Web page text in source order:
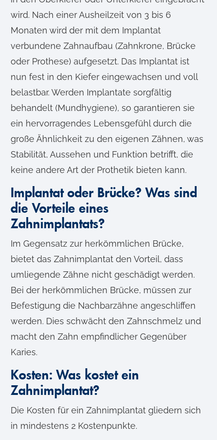
wird. Nach einer Ausheilzeit von 3 bis 6
Monaten wird der mit dem Implantat
verbundene Zahnaufbau (Zahnkrone, Brücke
oder Prothese) aufgesetzt. Das Implantat ist
nun fest in den Kiefer eingewachsen und voll
belastbar. Werden Implantate sorgfältig
behandelt (Mundhygiene), so garantieren sie
ein hervorragendes Lebensgefühl durch die
große Ähnlichkeit zu den eigenen Zähnen, was
Stabilität, Aussehen und Funktion betrifft, die
keine andere Art der Prothetik bieten kann.
Implantat oder Brücke? Was sind
die Vorteile eines
Zahnimplantats?
Im Gegensatz zur herkömmlichen Brücke,
bietet das Zahnimplantat den Vorteil, dass
umliegende Zähne nicht geschädigt werden.
Bei der herkömmlichen Brücke, müssen zur
Befestigung die Nachbarzähne angeschliffen
werden. Dies schwächt den Zahnschmelz und
macht den Zahn empfindlicher Gegenüber
Karies.
Kosten: Was kostet ein
Zahnimplantat?
Die Kosten für ein Zahnimplantat gliedern sich
in mindestens 2 Kostenpunkte.